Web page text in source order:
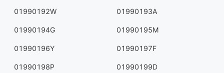
01990192W 01990193A
01990194G 01990195M
01990196Y 01990197F
01990198P 01990199D